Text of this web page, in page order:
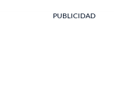
PUBLICIDAD